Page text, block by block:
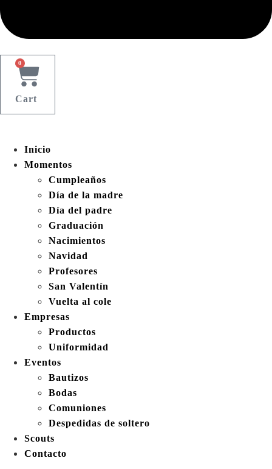
0
Cart
Inicio
Momentos
Cumpleaños
Día de la madre
Día del padre
Graduación
Nacimientos
Navidad
Profesores
San Valentín
Vuelta al cole
Empresas
Productos
Uniformidad
Eventos
Bautizos
Bodas
Comuniones
Despedidas de soltero
Scouts
Contacto